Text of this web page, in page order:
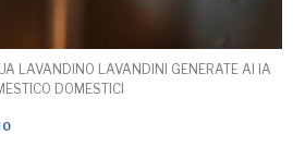
LAVANDINO LAVANDINI GENERATE AI IA
DOMESTICI